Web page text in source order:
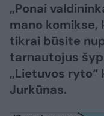
„Ponai
mano
tikrai būsite
tarnautojus
„Lietuvos
Jurkūnas.